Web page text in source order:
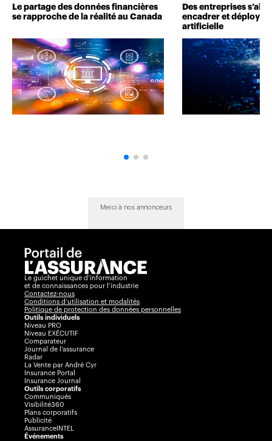
Le partage des données financières
se rapproche de la réalité au Canada
Des entreprises
encadrer et déployer
artificielle
Merci à nos annonceurs
Le guichet unique d’information
et de connaissances pour l’industrie
Contactez-nous
Conditions d’utilisation et modalités
Politique de protection des données personnelles
Outils individuels
Niveau PRO
Niveau EXÉCUTIF
Comparateur
Journal de l’assurance
Radar
La Vente par André Cyr
Insurance Portal
Insurance Journal
Outils corporatifs
Communiqués
Visibilité360
Plans corporatifs
Publicité
AssuranceINTEL
Événements